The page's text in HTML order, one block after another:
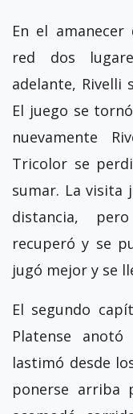
En el
red dos
adelante,
El juego se
nuevamente
Tricolor se
sumar. La visita
distancia,
recuperó y se
jugó mejor y se
El segundo
Platense
lastimó desde
ponerse arriba